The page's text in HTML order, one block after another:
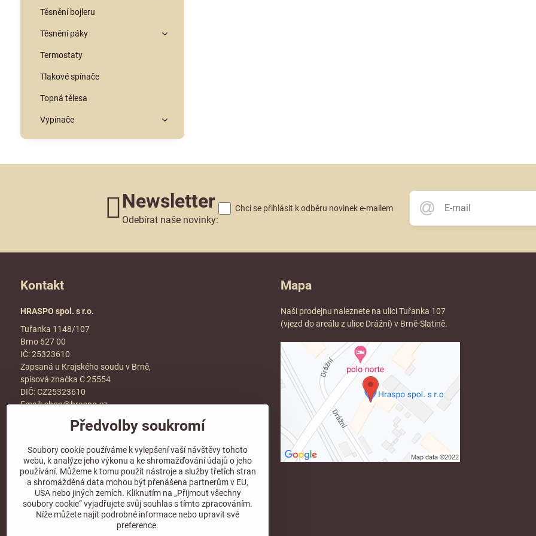
Těsnění bojleru
Těsnění páky
Termostaty
Tlakové spínače
Topná tělesa
Vypínače
Newsletter
Odebírat naše novinky:
Chci se přihlásit k odběru novinek e-mailem
Kontakt
HRASPO spol. s r.o.
Tuřanka 1148/107
Brno 627 00
IČ: 25323610
Zapsaná u Krajského soudu v Brně,
spisová značka C 25554
DIČ: CZ25323610
Email:shop@hraspo.cz
Obchodní podmínky
Více info v sekcikontakt
Sledujte naše sociální sítě!
Mapa
Naši prodejnu naleznete na ulici Tuřanka 107
(vjezd do areálu z ulice Drážní) v Brně-Slatině.
Předvolby soukromí
Soubory cookie používáme k vylepšení vaší návštěvy tohoto
webu, k analýze jeho výkonu a ke shromažďování údajů o jeho
používání. Můžeme k tomu použít nástroje a služby třetích stran
a shromážděná data mohou být přenášena partnerům v EU,
USA nebo jiných zemích. Kliknutím na „Přijmout všechny
soubory cookie“ vyjadřujete svůj souhlas s tímto zpracováním.
Níže můžete najít podrobné informace nebo upravit své
preference.